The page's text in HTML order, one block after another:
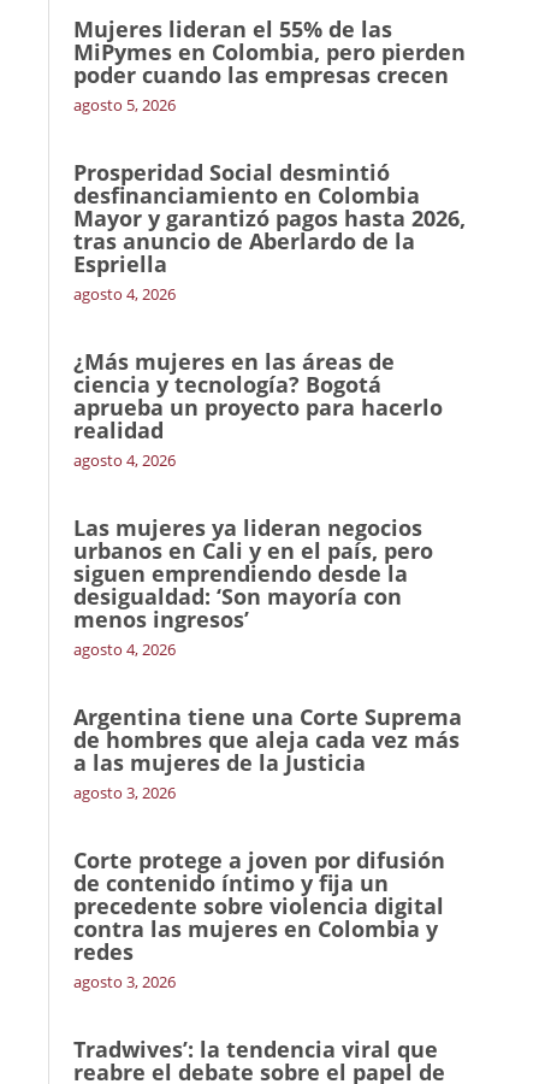
Mujeres lideran el 55% de las
MiPymes en Colombia, pero pierden
poder cuando las empresas crecen
agosto 5, 2026
Prosperidad Social desmintió
desfinanciamiento en Colombia
Mayor y garantizó pagos hasta 2026,
tras anuncio de Aberlardo de la
Espriella
agosto 4, 2026
¿Más mujeres en las áreas de
ciencia y tecnología? Bogotá
aprueba un proyecto para hacerlo
realidad
agosto 4, 2026
Las mujeres ya lideran negocios
urbanos en Cali y en el país, pero
siguen emprendiendo desde la
desigualdad: ‘Son mayoría con
menos ingresos’
agosto 4, 2026
Argentina tiene una Corte Suprema
de hombres que aleja cada vez más
a las mujeres de la Justicia
agosto 3, 2026
Corte protege a joven por difusión
de contenido íntimo y fija un
precedente sobre violencia digital
contra las mujeres en Colombia y
redes
agosto 3, 2026
Tradwives’: la tendencia viral que
reabre el debate sobre el papel de